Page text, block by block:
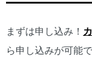
まずは申し込み！
ら申し込みが可能で